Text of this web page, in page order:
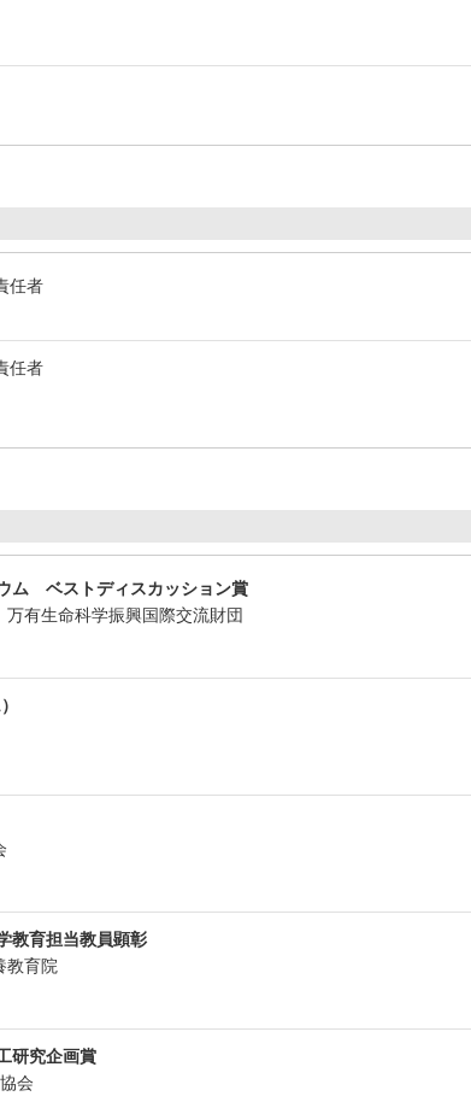
任者
任者
ム ベストディスカッション賞
有生命科学振興国際交流財団
教育担当教員顕彰
教育院
研究企画賞
会